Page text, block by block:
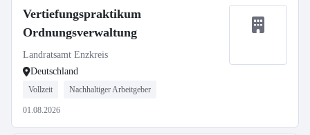
Vertiefungspraktikum
Ordnungsverwaltung
Landratsamt Enzkreis
Deutschland
Vollzeit Nachhaltiger Arbeitgeber
01.08.2026